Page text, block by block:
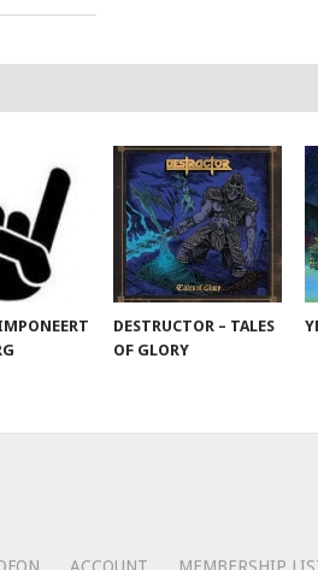
DESTRUCTOR – TALES
OF GLORY